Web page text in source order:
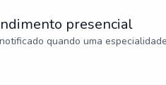
presencial
quando uma